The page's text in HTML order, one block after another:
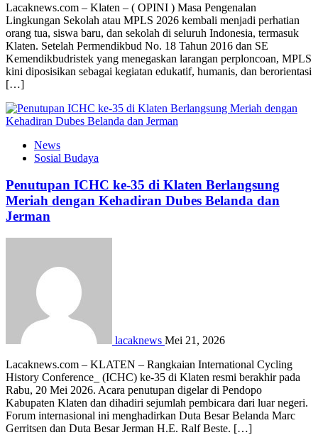
Lacaknews.com – Klaten – ( OPINI ) Masa Pengenalan
Lingkungan Sekolah atau MPLS 2026 kembali menjadi perhatian
orang tua, siswa baru, dan sekolah di seluruh Indonesia, termasuk
Klaten. Setelah Permendikbud No. 18 Tahun 2016 dan SE
Kemendikbudristek yang menegaskan larangan perploncoan, MPLS
kini diposisikan sebagai kegiatan edukatif, humanis, dan berorientasi
[…]
News
Sosial Budaya
Penutupan ICHC ke-35 di Klaten Berlangsung
Meriah dengan Kehadiran Dubes Belanda dan
Jerman
lacaknews Mei 21, 2026
Lacaknews.com – KLATEN – Rangkaian International Cycling
History Conference_ (ICHC) ke-35 di Klaten resmi berakhir pada
Rabu, 20 Mei 2026. Acara penutupan digelar di Pendopo
Kabupaten Klaten dan dihadiri sejumlah pembicara dari luar negeri.
Forum internasional ini menghadirkan Duta Besar Belanda Marc
Gerritsen dan Duta Besar Jerman H.E. Ralf Beste. […]